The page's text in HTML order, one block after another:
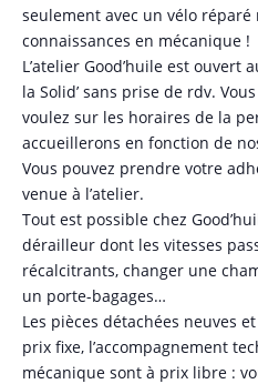
seulement avec un vélo réparé
connaissances en mécanique !
L’atelier Good’huile est ouvert
la Solid’ sans prise de rdv.
voulez sur les horaires de la
accueillerons en fonction de
Vous pouvez prendre votre
venue à l’atelier.
Tout est possible chez
dérailleur dont les vitesses
récalcitrants, changer une
un porte-bagages…
Les pièces détachées neuves
prix fixe, l’accompagnement
mécanique sont à prix libre :